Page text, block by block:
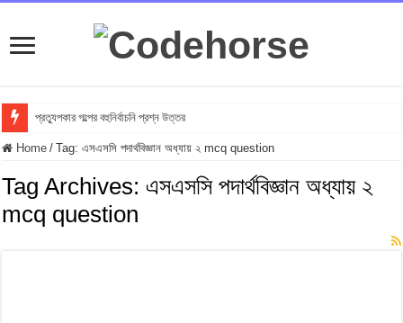
প্রত্যুপকার গল্পের বহুনির্বাচনি প্রশ্ন উত্তর
Home / Tag:এসএসসি পদার্থবিজ্ঞান অধ্যায় ২ mcq question
Tag Archives: এসএসসি পদার্থবিজ্ঞান অধ্যায় ২
mcq question